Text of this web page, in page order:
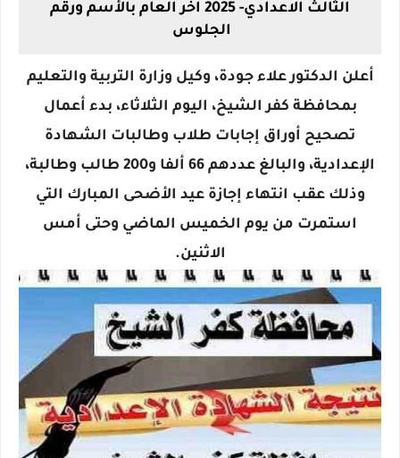
الثالث الاعدادي- 2025 اخر العام بالأسم ورقم
الجلوس
أعلن الدكتور علاء جودة، وكيل وزارة التربية والتعليم
بمحافظة كفر الشيخ، اليوم الثلاثاء، بدء أعمال
تصحيح أوراق إجابات طلاب وطالبات الشهادة
الإعدادية، والبالغ عددهم 66 ألفا و200 طالب وطالبة،
وذلك عقب انتهاء إجازة عيد الأضحى المبارك التي
استمرت من يوم الخميس الماضي وحتى أمس
الاثنين.